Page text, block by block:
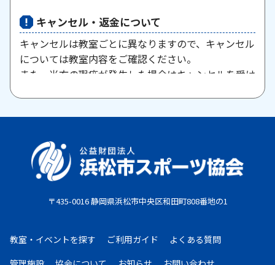
キャンセル・返金について
キャンセルは教室ごとに異なりますので、キャンセル
については教室内容をご確認ください。
また、当方の瑕疵が発生した場合はキャンセルを受け
原則として、一旦納入された参加料・受講料は返金い
としていたしません。教室期間中にケガ・病気等によ
り、医師から運動制限が出された場合は、担当者まで
ご相談ください。
・コンビニ払い：お申し込み後、7日以内にお申し込
み時に選択したコンビニエンスストア店頭にてお支払
〒435-0016 静岡県浜松市中央区和田町808番地の1
教室・イベントを探す ご利用ガイド
よくある質問